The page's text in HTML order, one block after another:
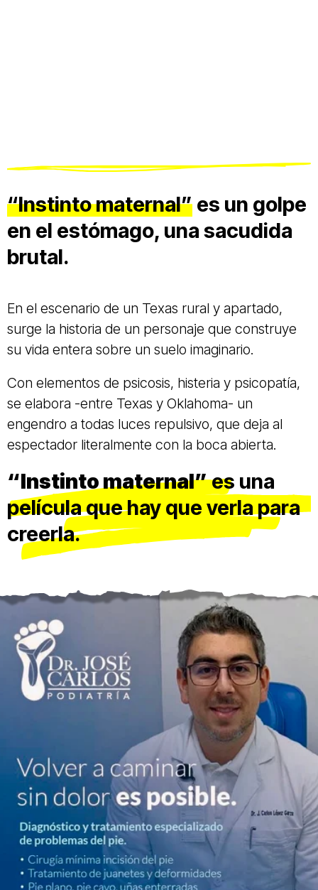
“Instinto maternal” es un golpe
en el estómago, una sacudida
brutal.
En el escenario de un Texas rural y apartado,
surge la historia de un personaje que construye
su vida entera sobre un suelo imaginario.
Con elementos de psicosis, histeria y psicopatía,
se elabora -entre Texas y Oklahoma- un
engendro a todas luces repulsivo, que deja al
espectador literalmente con la boca abierta.
“Instinto maternal”es una
película que hay que verla para
creerla.